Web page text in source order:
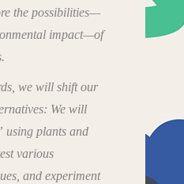
the possibilities—
impact—of
we will shift our
We will
using plants and
various
and experiment